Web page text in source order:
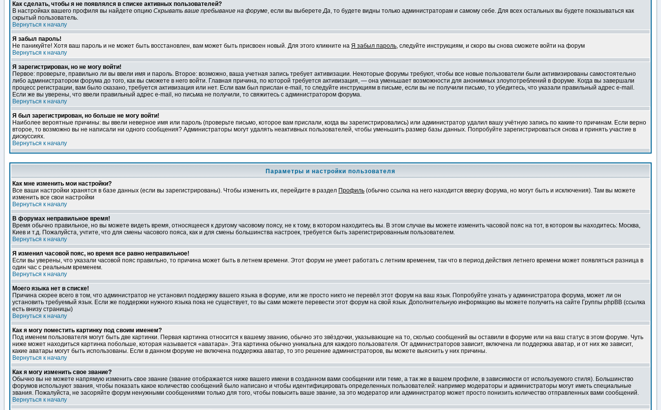
Как сделать, чтобы я не появлялся в списке активных пользователей?
В настройках вашего профиля вы найдете опцию Скрывать ваше пребывание на форуме, если вы выберетеДа, то будете видны только администраторам и самому себе. Для всех остальных вы будете показываться как
скрытый пользователь.
Вернуться к началу
Я забыл пароль!
Не паникуйте! Хотя ваш пароль и не может быть восстановлен, вам может быть присвоен новый. Для этого кликните на Я забыл пароль, следуйте инструкциям, и скоро вы снова сможете войти на форум
Вернуться к началу
Я зарегистрирован, но не могу войти!
Первое: проверьте, правильно ли вы ввели имя и пароль. Второе: возможно, ваша учетная запись требует активизации. Некоторые форумы требуют, чтобы все новые пользователи были активизированы самостоятельно
либо администратором форума до того, как вы сможете в него войти. Главная причина, по которой требуется активизация, — она уменьшает возможности для анонимных злоупотреблений в форуме. Когда вы завершали
процесс регистрации, вам было сказано, требуется активизация или нет. Если вам был прислан e-mail, то следуйте инструкциям в письме, если вы не получили письмо, то убедитесь, что указали правильный адрес e-mail.
Если же вы уверены, что ввели правильный адрес e-mail, но письма не получили, то свяжитесь с администратором форума.
Вернуться к началу
Я был зарегистрирован, но больше не могу войти!
Наиболее вероятные причины: вы ввели неверное имя или пароль (проверьте письмо, которое вам прислали, когда вы зарегистрировались) или администратор удалил вашу учётную запись по каким-то причинам. Если верно
второе, то возможно вы не написали ни одного сообщения? Администраторы могут удалять неактивных пользователей, чтобы уменьшить размер базы данных. Попробуйте зарегистрироваться снова и принять участие в
дискуссиях.
Вернуться к началу
Параметры и настройки пользователя
Как мне изменить мои настройки?
Все ваши настройки хранятся в базе данных (если вы зарегистрированы). Чтобы изменить их, перейдите в раздел Профиль (обычно ссылка на него находится вверху форума, но могут быть и исключения). Там вы можете
изменить все свои настройки
Вернуться к началу
В форумах неправильное время!
Время обычно правильное, но вы можете видеть время, относящееся к другому часовому поясу, не к тому, в котором находитесь вы. В этом случае вы можете изменить часовой пояс на тот, в котором вы находитесь: Москва,
Киев и т.д. Пожалуйста, учтите, что для смены часового пояса, как и для смены большинства настроек, требуется быть зарегистрированным пользователем.
Вернуться к началу
Я изменил часовой пояс, но время все равно неправильное!
Если вы уверены, что указали часовой пояс правильно, то причина может быть в летнем времени. Этот форум не умеет работать с летним временем, так что в период действия летнего времени может появляться разница в
один час с реальным временем.
Вернуться к началу
Моего языка нет в списке!
Причина скорее всего в том, что администратор не установил поддержку вашего языка в форуме, или же просто никто не перевёл этот форум на ваш язык. Попробуйте узнать у администратора форума, может ли он
установить требуемый язык. Если же поддержки нужного языка пока не существует, то вы сами можете перевести этот форум на свой язык. Дополнительную информацию вы можете получить на сайте Группы phpBB (ссылка
есть внизу страницы)
Вернуться к началу
Как я могу поместить картинку под своим именем?
Под именем пользователя могут быть две картинки. Первая картинка относится к вашему званию, обычно это звёздочки, указывающие на то, сколько сообщений вы оставили в форуме или на ваш статус в этом форуме. Чуть
ниже может находиться картинка побольше, которая называется «аватара». Эта картинка обычно уникальна для каждого пользователя. От администраторов зависит, включена ли поддержка аватар, и от них же зависит,
какие аватары могут быть использованы. Если в данном форуме не включена поддержка аватар, то это решение администраторов, вы можете выяснить у них причины.
Вернуться к началу
Как я могу изменить свое звание?
Обычно вы не можете напрямую изменить свое звание (звание отображается ниже вашего имени в созданном вами сообщении или теме, а так же в вашем профиле, в зависимости от используемого стиля). Большинство
форумов используют звания, чтобы показать какое количество сообщений было написано и чтобы идентифицировать определенных пользователей: например модераторы и администраторы могут иметь специальные
звания. Пожалуйста, не засоряйте форум ненужными сообщениями только для того, чтобы повысить ваше звание, за это модератор или администратор может просто понизить количество отправленных вами сообщений.
Вернуться к началу